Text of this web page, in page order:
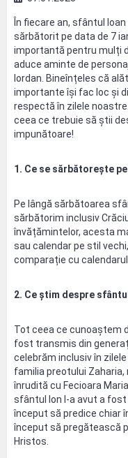
În fiecare an, sfântul
sărbătorit pe data de 7
importantă pentru mulți
aduce aminte de
Iordan. Bineînțeles că
importante își fac loc și
respectă în zilele
ceea ce trebuie să știi
impunătoare!
1. Ce se sărbătorește
Pe lângă sărbătoarea
sărbătorim inclusiv
învățămintelor, acesta
sau calendar pe stil
comparație cu calendarul
2. Ce știm despre
Tot ceea ce cunoaștem
fost transmis din
celebrăm inclusiv în
familia preotului
înrudită cu Fecioara
sfântul Ion l-a avut a
început să predice chiar
început să pregătească
Hristos.